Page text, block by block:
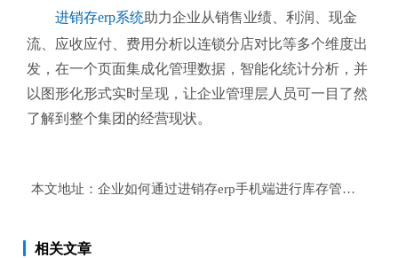
进销存erp系统助力企业从销售业绩、利润、现金
流、应收应付、费用分析以连锁分店对比等多个维度出
发，在一个页面集成化管理数据，智能化统计分析，并
以图形化形式实时呈现，让企业管理层人员可一目了然
了解到整个集团的经营现状。
本文地址： 企业如何通过进销存erp手机端进行库存管理？
相关文章